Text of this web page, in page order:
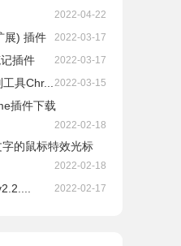
2022-04-22
展) 插件 2022-03-17
插件 2022-03-17
具Chr... 2022-03-15
插件下载
2022-02-18
的鼠标特效光标
2022-02-18
2022-02-17